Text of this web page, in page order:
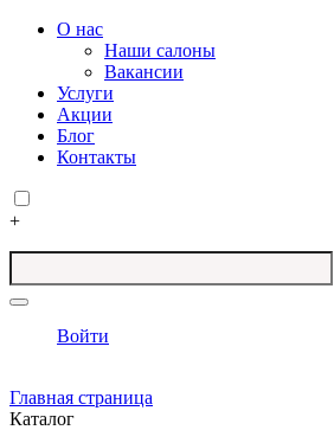
О нас
Наши салоны
Вакансии
Услуги
Акции
Блог
Контакты
+
Войти
Главная страница
Каталог